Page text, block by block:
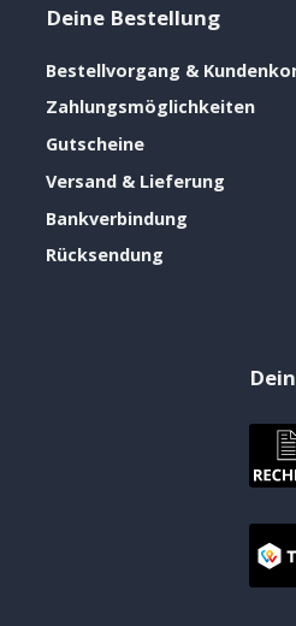
Deine Bestellung
Bestellvorgang &
Zahlungsmöglichkeiten
Gutscheine
Versand & Lieferung
Bankverbindung
Rücksendung